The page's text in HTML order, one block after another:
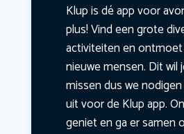
Klup is dé app voor
plus! Vind een grote
activiteiten en
nieuwe mensen. Dit wil
missen dus we
uit voor de Klup app.
geniet en ga er samen